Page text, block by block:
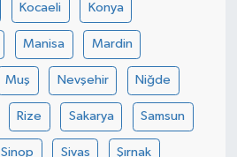
Kocaeli Konya
Manisa Mardin
Muş Nevşehir Niğde
Rize Sakarya Samsun
Sinop Sivas Şırnak